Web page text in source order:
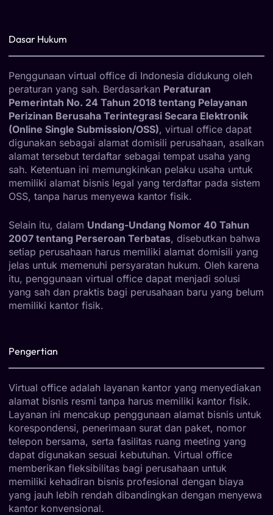
Dasar Hukum
Penggunaan virtual office di Indonesia didukung oleh
peraturan yang sah. Berdasarkan Peraturan
Pemerintah No. 24 Tahun 2018 tentang Pelayanan
Perizinan Berusaha Terintegrasi Secara Elektronik
(Online Single Submission/OSS), virtual office dapat
digunakan sebagai alamat domisili perusahaan, asalkan
alamat tersebut terdaftar sebagai tempat usaha yang
sah. Ketentuan ini memungkinkan pelaku usaha untuk
memiliki alamat bisnis legal yang terdaftar pada sistem
OSS, tanpa harus menyewa kantor fisik.
Selain itu, dalam Undang-Undang Nomor 40 Tahun
2007 tentang Perseroan Terbatas, disebutkan bahwa
setiap perusahaan harus memiliki alamat domisili yang
jelas untuk memenuhi persyaratan hukum. Oleh karena
itu, penggunaan virtual office dapat menjadi solusi
yang sah dan praktis bagi perusahaan baru yang belum
memiliki kantor fisik.
Pengertian
Virtual office adalah layanan kantor yang menyediakan
alamat bisnis resmi tanpa harus memiliki kantor fisik.
Layanan ini mencakup penggunaan alamat bisnis untuk
korespondensi, penerimaan surat dan paket, nomor
telepon bersama, serta fasilitas ruang meeting yang
dapat digunakan sesuai kebutuhan. Virtual office
memberikan fleksibilitas bagi perusahaan untuk
memiliki kehadiran bisnis profesional dengan biaya
yang jauh lebih rendah dibandingkan dengan menyewa
kantor konvensional.